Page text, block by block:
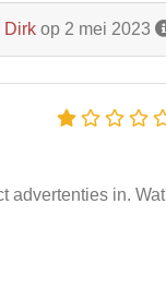
Dirk op 2 mei 2023
advertenties in. Wat